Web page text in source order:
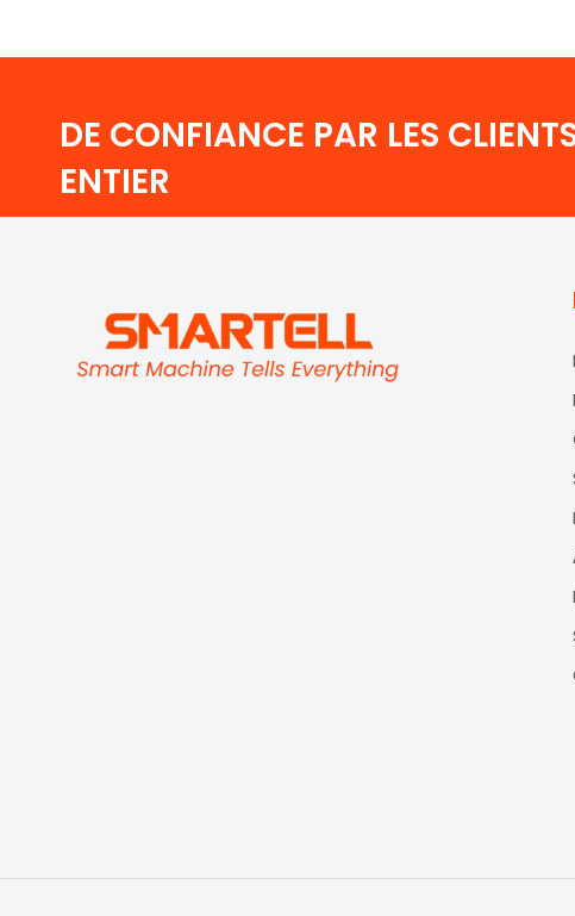
DE CONFIANCE PAR LES
ENTIER